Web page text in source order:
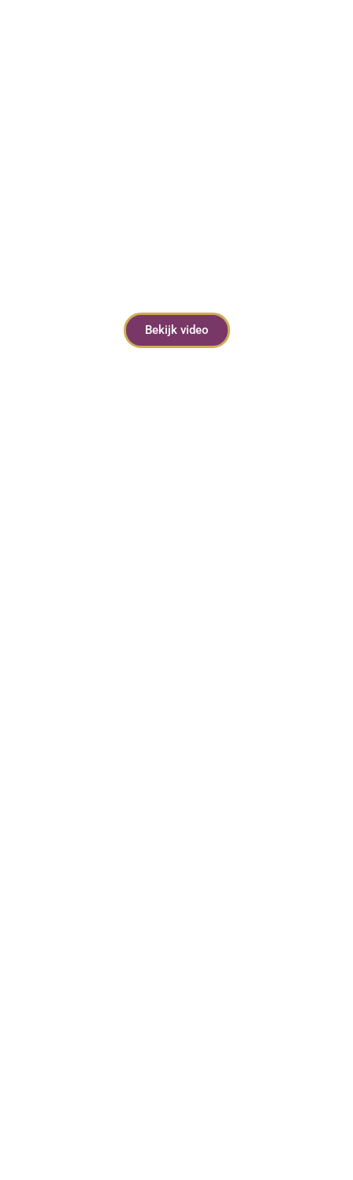
Bekijk video